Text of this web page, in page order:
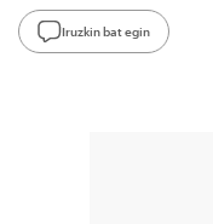
Iruzkin bat egin